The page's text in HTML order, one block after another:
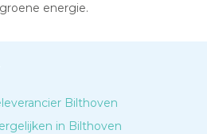
energie.
Bilthoven
in Bilthoven